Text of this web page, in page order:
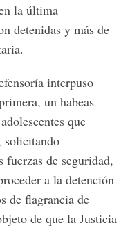
la última
detenidas y más de
interpuso
un habeas
que
solicitando
fuerzas de seguridad,
a la detención
de flagrancia de
de que la Justicia